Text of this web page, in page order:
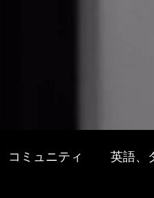
コミュニティ 英語、